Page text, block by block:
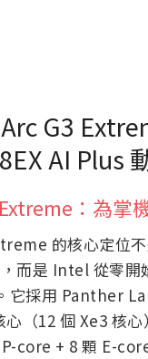
G3
AI Plus
：為掌
的核心定位
而是 Intel 從零開
它採用 Panther
（12 個 Xe3 核
core + 8 顆 E-